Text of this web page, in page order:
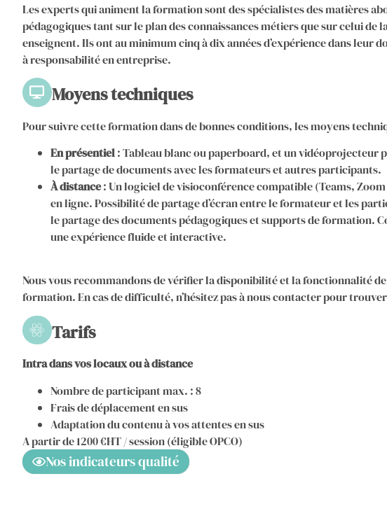
Les experts qui animent la formation sont des spécialistes des matières
pédagogiques tant sur le plan des connaissances métiers que sur celui de
enseignent. Ils ont au minimum cinq à dix années d’expérience dans leur
à responsabilité en entreprise.
Moyens techniques
Pour suivre cette formation dans de bonnes conditions, les moyens
En présentiel: Tableau blanc ou paperboard, et un vidéoprojecteur
le partage de documents avec les formateurs et autres participants.
À distance: Un logiciel de visioconférence compatible (Teams,
en ligne. Possibilité de partage d’écran entre le formateur et les
le partage des documents pédagogiques et supports de formation.
une expérience fluide et interactive.
Nous vous recommandons de vérifier la disponibilité et la fonctionnalité
formation. En cas de difficulté, n’hésitez pas à nous contacter pour
Tarifs
Intra dans vos locaux ou à distance
Nombre de participant max. : 8
Frais de déplacement en sus
Adaptation du contenu à vos attentes en sus
A partir de 1200 €HT / session (éligible OPCO)
Nos indicateurs qualité